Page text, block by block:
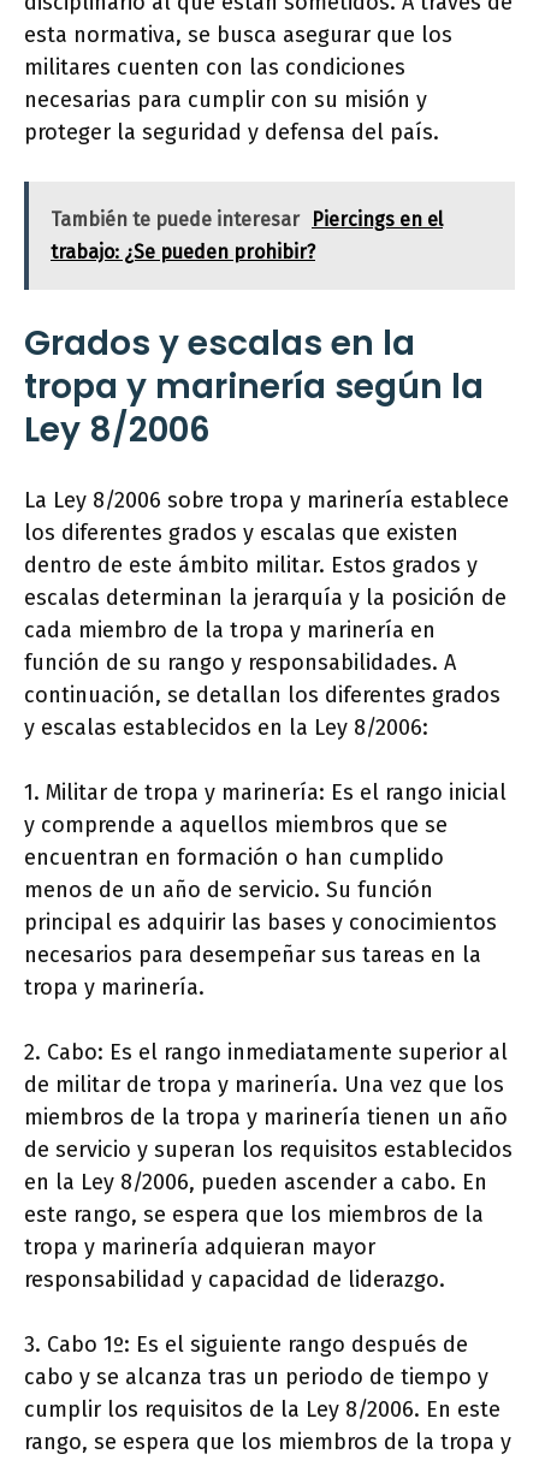
esta normativa, se busca asegurar que los
militares cuenten con las condiciones
necesarias para cumplir con su misión y
proteger la seguridad y defensa del país.
También te puede interesar
Piercings en el
trabajo: ¿Se pueden prohibir?
Grados y escalas en la
tropa y marinería según la
Ley 8/2006
La Ley 8/2006 sobre tropa y marinería establece
los diferentes grados y escalas que existen
dentro de este ámbito militar. Estos grados y
escalas determinan la jerarquía y la posición de
cada miembro de la tropa y marinería en
función de su rango y responsabilidades. A
continuación, se detallan los diferentes grados
y escalas establecidos en la Ley 8/2006:
1. Militar de tropa y marinería: Es el rango inicial
y comprende a aquellos miembros que se
encuentran en formación o han cumplido
menos de un año de servicio. Su función
principal es adquirir las bases y conocimientos
necesarios para desempeñar sus tareas en la
tropa y marinería.
2. Cabo: Es el rango inmediatamente superior al
de militar de tropa y marinería. Una vez que los
miembros de la tropa y marinería tienen un año
de servicio y superan los requisitos establecidos
en la Ley 8/2006, pueden ascender a cabo. En
este rango, se espera que los miembros de la
tropa y marinería adquieran mayor
responsabilidad y capacidad de liderazgo.
3. Cabo 1º: Es el siguiente rango después de
cabo y se alcanza tras un periodo de tiempo y
cumplir los requisitos de la Ley 8/2006. En este
rango, se espera que los miembros de la tropa y